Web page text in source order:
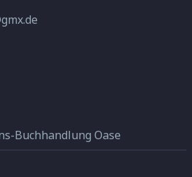
Buchhandlung Oase